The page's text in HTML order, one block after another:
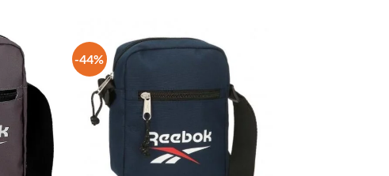
-44%